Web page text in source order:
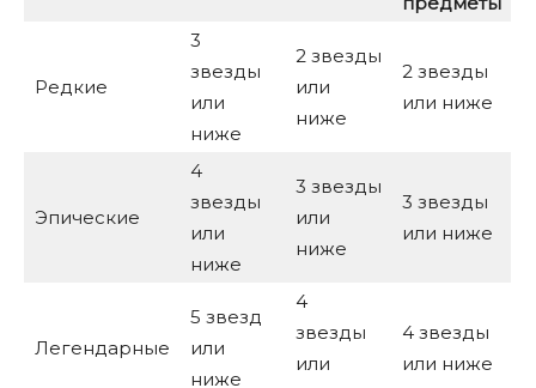
Редкие
3
звезды
или
ниже
2 звезды
или
ниже
2 звезды
или ниже
Эпические
4
звезды
или
ниже
3 звезды
или
ниже
3 звезды
или ниже
Легендарные
5 звезд
или
ниже
4
звезды
или
4 звезды
или ниже